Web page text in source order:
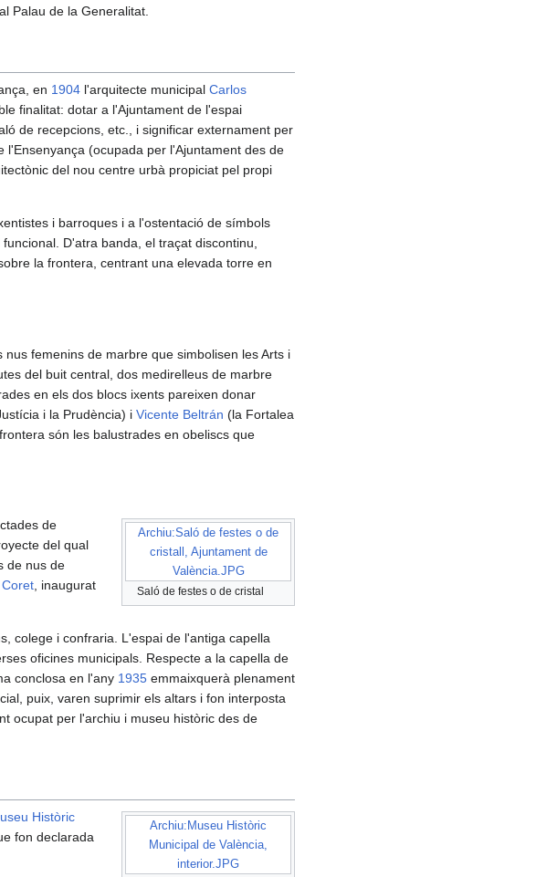
Palau de la Generalitat.
en 1904 l'arquitecte municipal Carlos
finalitat: dotar a l'Ajuntament de l'espai
de recepcions, etc., i significar externament per
(ocupada per l'Ajuntament des de
del nou centre urbà propiciat pel propi
i barroques i a l'ostentació de símbols
D'atra banda, el traçat discontinu,
la frontera, centrant una elevada torre en
femenins de marbre que simbolisen les Arts i
del buit central, dos medirelleus de marbre
en els dos blocs ixents pareixen donar
i la Prudència) i Vicente Beltrán (la Fortalea
són les balustrades en obeliscs que
Archiu:Saló de festes o de
cristall, Ajuntament de
València.JPG
Saló de festes o de cristal
de
del qual
de nus de
, inaugurat
colege i confraria. L'espai de l'antiga capella
oficines municipals. Respecte a la capella de
conclosa en l'any 1935 emmaixquerà plenament
puix, varen suprimir els altars i fon interposta
ocupat per l'archiu i museu històric des de
Archiu:Museu Històric
Municipal de València,
interior.JPG
Històric
fon declarada